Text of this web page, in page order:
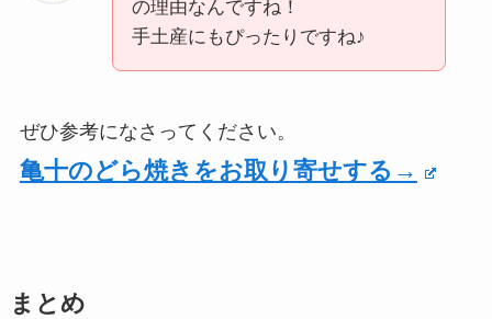
の理由なんですね！
手土産にもぴったりですね♪
ぜひ参考になさってください。
亀十のどら焼きをお取り寄せする→
まとめ